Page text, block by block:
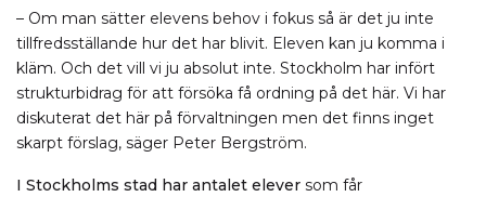
– Om man sätter elevens behov i fokus så är det ju inte
tillfredsställande hur det har blivit. Eleven kan ju komma i
kläm. Och det vill vi ju absolut inte. Stockholm har infört
strukturbidrag för att försöka få ordning på det här. Vi har
diskuterat det här på förvaltningen men det finns inget
skarpt förslag, säger Peter Bergström.
I Stockholms stad har antalet elever som får